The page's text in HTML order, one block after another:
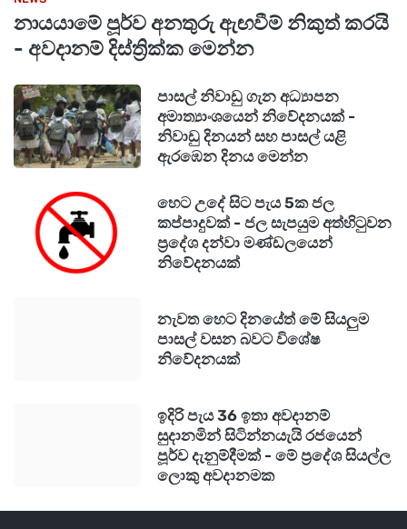
නායයාමේ පූර්ව අනතුරු ඇඟවීම් නිකුත් කරයි
- අවදානම් දිස්ත්‍රික්ක මෙන්න
පාසල් නිවාඩු ගැන අධ්‍යාපන
අමාත්‍යාංශයෙන් නිවේදනයක් -
නිවාඩු දිනයන් සහ පාසල් යළි
ඇරඹෙන දිනය මෙන්න
හෙට උදේ සිට පැය 5ක ජල
කප්පාදුවක් - ජල සැපයුම අත්හිටුවන
ප්‍රදේශ දන්වා මණ්ඩලයෙන්
නිවේදනයක්
නැවත හෙට දිනයේත් මේ සියලුම
පාසල් වසන බවට විශේෂ
නිවේදනයක්
ඉදිරි පැය 36 ඉතා අවදානම්
සුදානමින් සිටින්නයැයි රජයෙන්
පූර්ව දැනුම්දීමක් - මේ ප්‍රදේශ සියල්ල
ලොකු අවදානමක